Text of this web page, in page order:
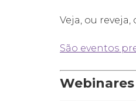
Veja, ou
São eventos
Webinares